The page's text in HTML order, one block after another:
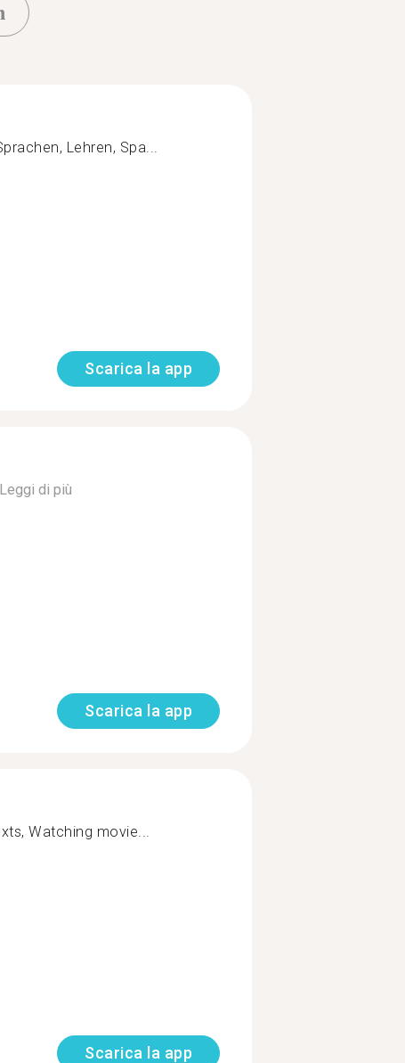
Lehren, Spa...
Scarica la app
Leggi di più
Scarica la app
Watching movie...
Scarica la app